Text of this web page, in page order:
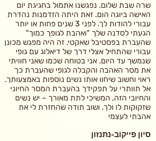
שרה שבת שלום. נפגשנו אתמול בחגיגת יום
האישה ביוגה הום. זאת היתה הזדמנות נהדרת
עבורי להודות לך. לפני 3 שנים פחות או יותר
הגעתי לסדנה שלך "ואהבת לגופך כמוך"
שהעברת בפסטיבל שאקטי. זה היה מפגש מכונן
עבורי שהתחיל אצלי דרך של דיאלוג עם גופי
שנמשך עד היום. אני בטוחה שכמו שאני חוויתי
את מסר האהבה והקבלה לגופי שהעברת כך
ראוי וחשוב שיחוו אותו נשים נוספות באמצעותך.
אל תוותרי על תפקידך בהעברת המסר החיוני
והחיובי הזה, המשיכי לתת מאורך – יש נשים
שזקוקות לו ולך. ושוב תודה שהחזרת לי את
אהבתי לעצמי
סיון פייקוב-נתנזון